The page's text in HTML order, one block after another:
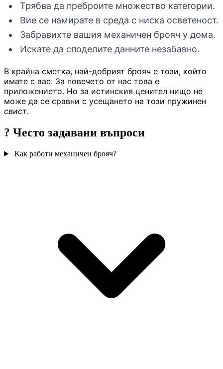
Трябва да преброите множество категории.
Вие се намирате в среда с ниска осветеност.
Забравихте вашия механичен брояч у дома.
Искате да споделите данните незабавно.
В крайна сметка, най-добрият брояч е този, който
имате с вас. За повечето от нас това е
приложението. Но за истинския ценител нищо не
може да се сравни с усещането на този пружинен
свист.
? Често задавани въпроси
Как работи механичен брояч?